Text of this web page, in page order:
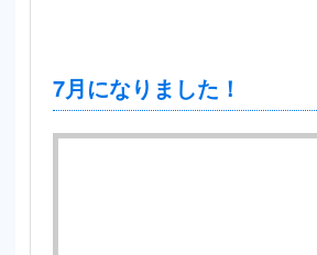
7月になりました！